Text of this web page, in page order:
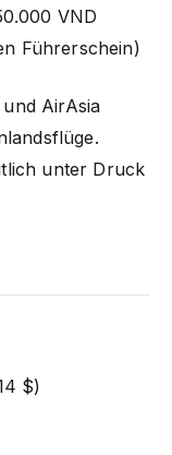
VND
Führerschein)
AirAsia
unter Druck
$)